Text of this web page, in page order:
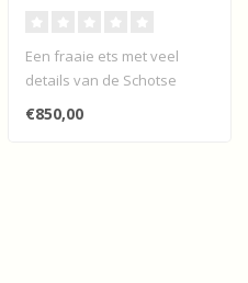
Een fraaie ets met veel
details van de Schotse
etser en landschapschilder
James ..
€850,00